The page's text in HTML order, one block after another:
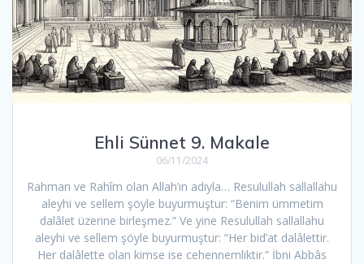
Ehli Sünnet 9. Makale
06/11/2024
Rahman ve Rahîm olan Allah’ın adıyla… Resulullah sallallahu
aleyhi ve sellem şöyle buyurmuştur: “Benim ümmetim
dalâlet üzerine birleşmez.” Ve yine Resulullah sallallahu
aleyhi ve sellem şöyle buyurmuştur: “Her bid’at dalâlettir.
Her dalâlette olan kimse ise cehennemliktir.” İbni Abbâs